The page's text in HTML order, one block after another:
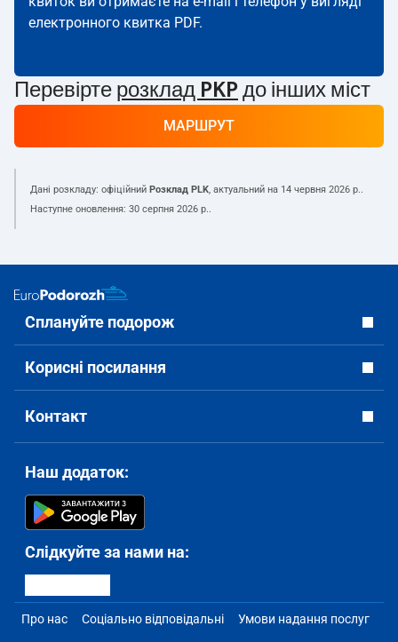
електронного квитка PDF.
Перевірте розклад PKP до інших міст
МАРШРУТ
Дані розкладу: офіційний Розклад PLK, актуальний на 14 червня 2026 р..
Наступне оновлення: 30 серпня 2026 р..
Сплануйте подорож
Корисні посилання
Контакт
Наш додаток:
Слідкуйте за нами на:
Про нас Соціально відповідальні Умови надання послуг